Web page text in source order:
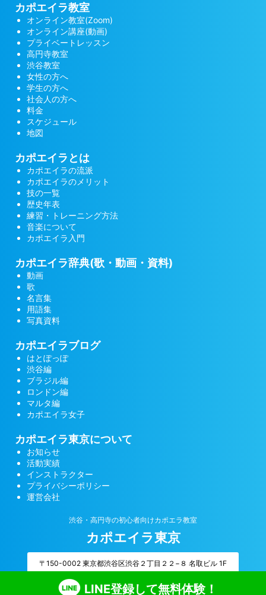
カポエイラ教室
オンライン教室(Zoom)
オンライン講座(動画)
プライベートレッスン
高円寺教室
渋谷教室
女性の方へ
学生の方へ
社会人の方へ
料金
スケジュール
地図
カポエイラとは
カポエイラの流派
カポエイラのメリット
技の一覧
歴史年表
練習・トレーニング方法
音楽について
カポエイラ入門
カポエイラ辞典(歌・動画・資料)
動画
歌
名言集
用語集
写真資料
カポエイラブログ
はとぽっぽ
渋谷編
ブラジル編
ロンドン編
マルタ編
カポエイラ女子
カポエイラ東京について
お知らせ
活動実績
インストラクター
プライバシーポリシー
運営会社
渋谷・高円寺の初心者向けカポエラ教室
カポエイラ東京
〒150-0002 東京都渋谷区渋谷２丁目２２−８ 名取ビル 1F
© 2026 カポエイラ東京
LINE登録して無料体験！